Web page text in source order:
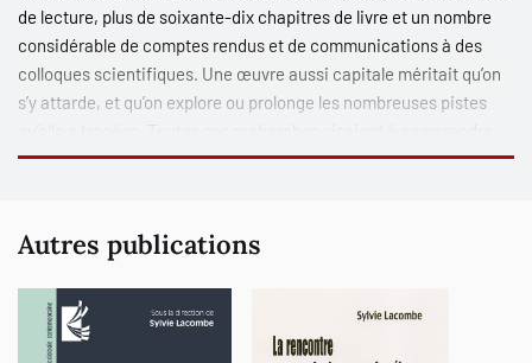
de lecture, plus de soixante-dix chapitres de livre et un nombre
considérable de comptes rendus et de communications à des
colloques scientifiques. Une œuvre aussi capitale méritait qu’on
s’y attarde, et qu’on explore ou prolonge les nombreuses pistes
un aspect ou l’autre du Québec, plus spécifiquement comprendre
Une passion pour le Québecmettent chacune et chacun de
ses analyses. À partir de leur propre champ d’expertise, elles et ils
se penchent avec affection, mais sans voiler non plus leur regard
critique, sur l’une ou l’autre de ses recherches. Si plusieurs
Autres publications